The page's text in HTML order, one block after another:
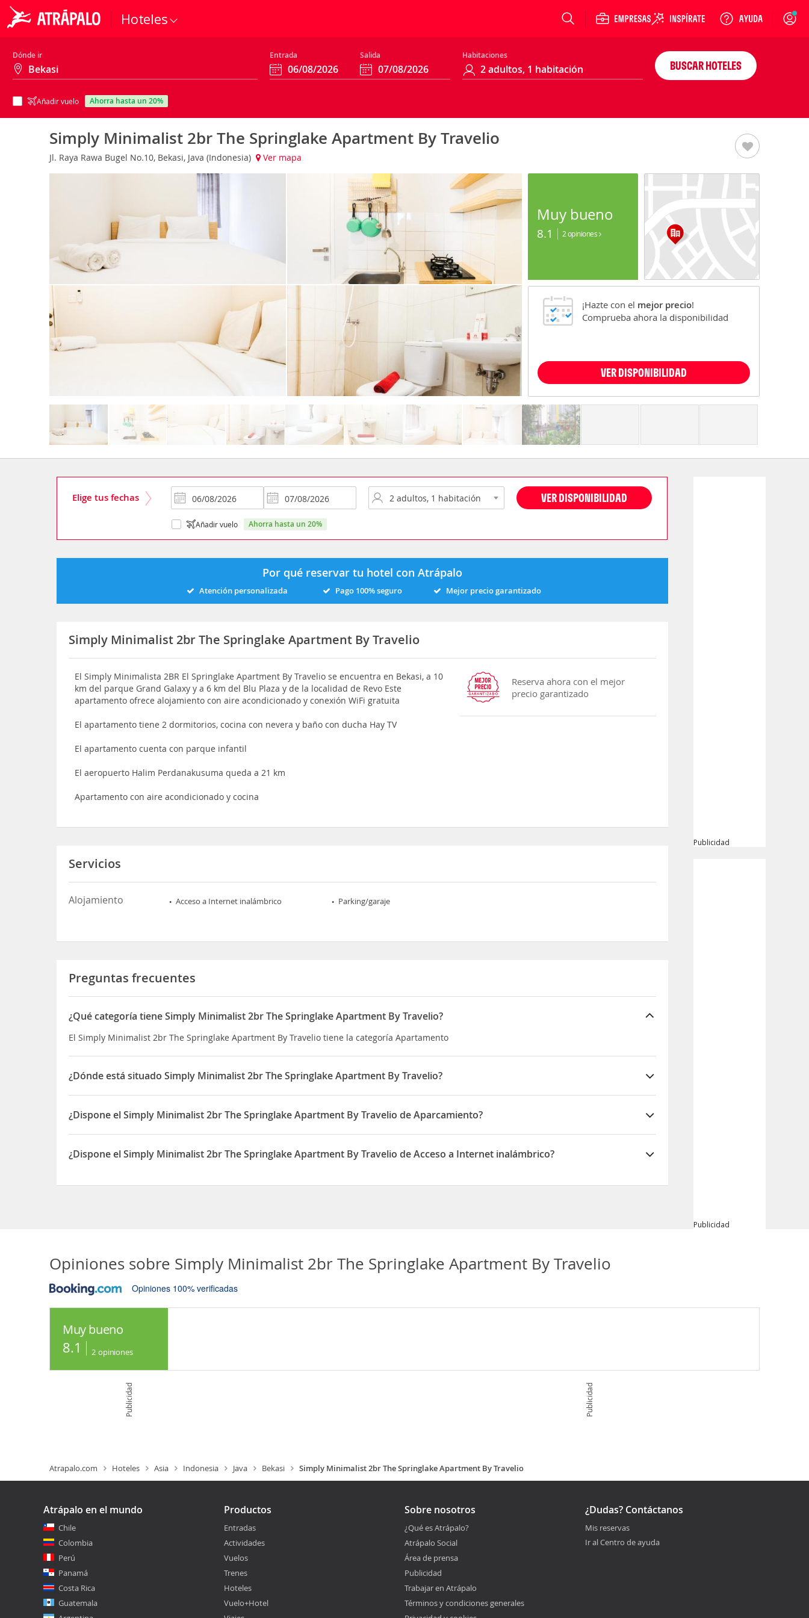
Hoteles Login
Dónde ir Entrada Salida Habitaciones
Añadir vuelo ahorra hasta un 20%
BUSCAR HOTELES
Simply Minimalist 2br The Springlake Apartment By Travelio
Jl. Raya Rawa Bugel No.10, Bekasi, Java (Indonesia) Ver mapa
Muy bueno
8.1 2 opiniones
¡Hazte con el mejor precio!
Comprueba ahora la disponibilidad
VER DISPONIBILIDAD
Elige tus fechas VER DISPONIBILIDAD
Añadir vuelo ahorra hasta un 20%
Por qué reservar tu hotel con Atrápalo
Atención personalizada Pago 100% seguro Mejor precio garantizado
Simply Minimalist 2br The Springlake Apartment By Travelio
El Simply Minimalista 2BR El Springlake Apartment By Travelio se encuentra en Bekasi, a 10
km del parque Grand Galaxy y a 6 km del Blu Plaza y de la localidad de Revo Este
apartamento ofrece alojamiento con aire acondicionado y conexión WiFi gratuita
El apartamento tiene 2 dormitorios, cocina con nevera y baño con ducha Hay TV
El apartamento cuenta con parque infantil
El aeropuerto Halim Perdanakusuma queda a 21 km
Apartamento con aire acondicionado y cocina
Reserva ahora con el mejor
precio garantizado
Servicios
Alojamiento Acceso a Internet inalámbrico Parking/garaje
Preguntas frecuentes
¿Qué categoría tiene Simply Minimalist 2br The Springlake Apartment By Travelio?
El Simply Minimalist 2br The Springlake Apartment By Travelio tiene la categoría Apartamento
¿Dónde está situado Simply Minimalist 2br The Springlake Apartment By Travelio?
El Simply Minimalist 2br The Springlake Apartment By Travelio está situado en Jl. Raya Rawa Bugel No.10
¿Dispone el Simply Minimalist 2br The Springlake Apartment By Travelio de Aparcamiento?
Sí, el Simply Minimalist 2br The Springlake Apartment By Travelio dispone de Aparcamiento
¿Dispone el Simply Minimalist 2br The Springlake Apartment By Travelio de Acceso a Internet inalámbrico?
Publicidad
Publicidad
Opiniones sobre Simply Minimalist 2br The Springlake Apartment By Travelio
Opiniones 100% verificadas
Muy bueno
8.1 2 opiniones
Publicidad Publicidad
Atrapalo.com Hoteles Asia Indonesia Java Bekasi Simply Minimalist 2br The Springlake Apartment By Travelio
Atrápalo en el mundo
Chile
Colombia
Perú
Panamá
Costa Rica
Guatemala
Productos
Entradas
Actividades
Vuelos
Trenes
Hoteles
Vuelo+Hotel
Sobre nosotros
¿Qué es Atrápalo?
Atrápalo Social
Área de prensa
Publicidad
Trabajar en Atrápalo
Términos y condiciones generales
¿Dudas? Contáctanos
Mis reservas
Ir al Centro de ayuda